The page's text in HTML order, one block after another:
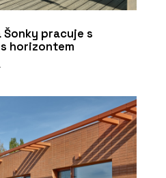
pracuje s
horizontem